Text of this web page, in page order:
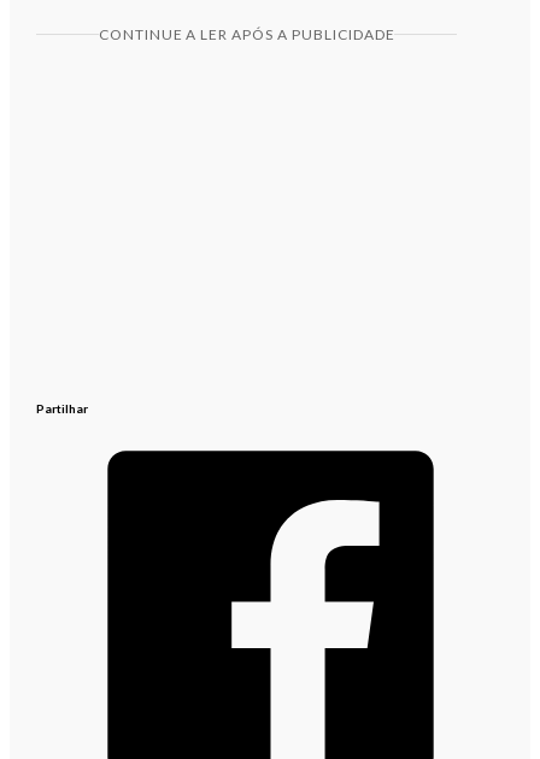
CONTINUE A LER APÓS A PUBLICIDADE
Partilhar